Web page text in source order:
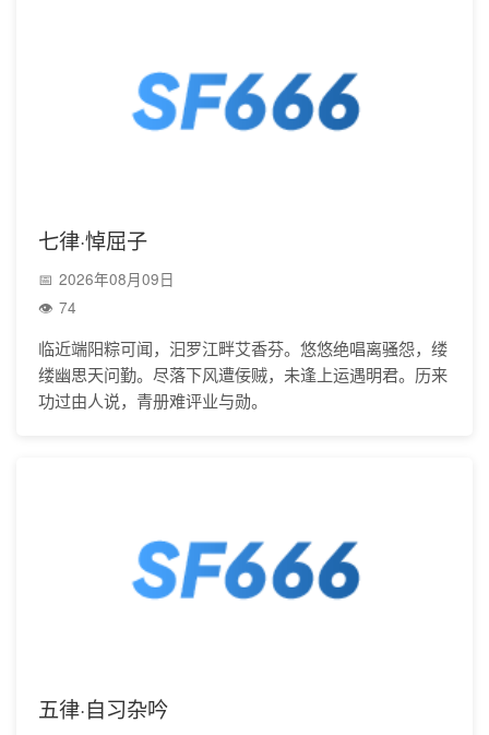
七律·悼屈子
2026年08月09日
74
临近端阳粽可闻，汩罗江畔艾香芬。悠悠绝唱离骚怨，缕
缕幽思天问勤。尽落下风遭佞贼，未逢上运遇明君。历来
功过由人说，青册难评业与勋。
五律·自习杂吟